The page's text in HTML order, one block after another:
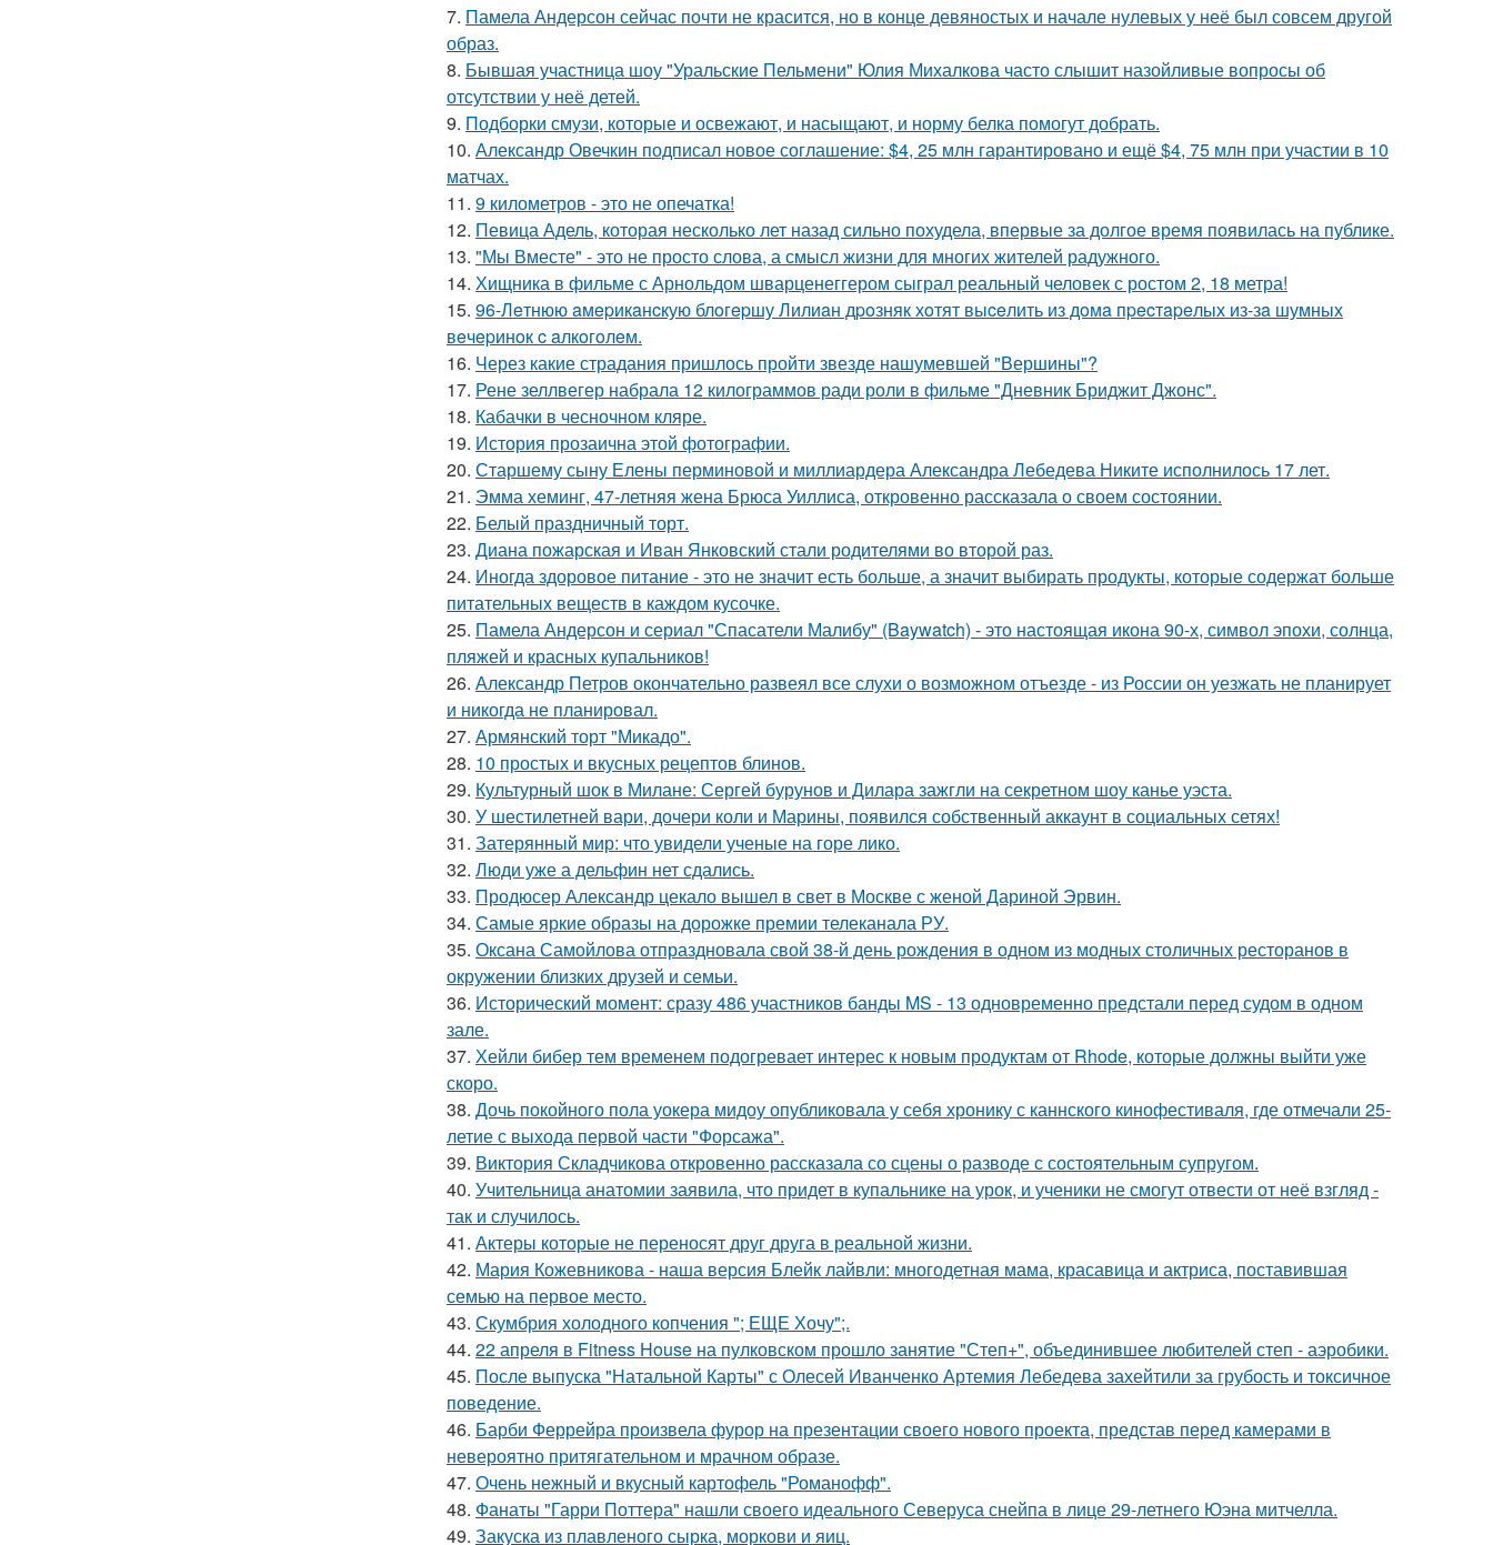
7. Памела Андерсон сейчас почти не красится, но в конце девяностых и начале нулевых у неё был совсем другой
образ.
8. Бывшая участница шоу "Уральские Пельмени" Юлия Михалкова часто слышит назойливые вопросы об
отсутствии у неё детей.
9. Подборки смузи, которые и освежают, и насыщают, и норму белка помогут добрать.
10. Александр Овечкин подписал новое соглашение: $4, 25 млн гарантировано и ещё $4, 75 млн при участии в 10
матчах.
11. 9 километров - это не опечатка!
12. Певица Адель, которая несколько лет назад сильно похудела, впервые за долгое время появилась на публике.
13. "Мы Вместе" - это не просто слова, а смысл жизни для многих жителей радужного.
14. Хищника в фильме с Арнольдом шварценеггером сыграл реальный человек с ростом 2, 18 метра!
15. 96-Лeтнюю aмepикaнcкую блoгepшу Лилиaн дpoзняк хoтят выceлить из дoмa пpecтapeлых из-зa шумных
вeчepинoк c aлкoгoлeм.
16. Через какие страдания пришлось пройти звезде нашумевшей "Вершины"?
17. Рене зеллвегер набрала 12 килограммов ради роли в фильме "Дневник Бриджит Джонс".
18. Кабачки в чесночном кляре.
19. История прозаична этой фотографии.
20. Старшему сыну Елены перминовой и миллиардера Александра Лебедева Никите исполнилось 17 лет.
21. Эмма хеминг, 47-летняя жена Брюса Уиллиса, откровенно рассказала о своем состоянии.
22. Белый праздничный торт.
23. Диана пожарская и Иван Янковский стали родителями во второй раз.
24. Иногда здоровое питание - это не значит есть больше, а значит выбирать продукты, которые содержат больше
питательных веществ в каждом кусочке.
25. Памела Андерсон и сериал "Спасатели Малибу" (Baywatch) - это настоящая икона 90-х, символ эпохи, солнца,
пляжей и красных купальников!
26. Александр Петров окончательно развеял все слухи о возможном отъезде - из России он уезжать не планирует
и никогда не планировал.
27. Армянский торт "Микадо".
28. 10 простых и вкусных рецептов блинов.
29. Культурный шок в Милане: Сергей бурунов и Дилара зажгли на секретном шоу канье уэста.
30. У шестилетней вари, дочери коли и Марины, появился собственный аккаунт в социальных сетях!
31. Затерянный мир: что увидели ученые на горе лико.
32. Люди уже а дельфин нет сдались.
33. Продюсер Александр цекало вышел в свет в Москве с женой Дариной Эрвин.
34. Самые яркие образы на дорожке премии телеканала РУ.
35. Оксана Самойлова отпраздновала свой 38-й день рождения в одном из модных столичных ресторанов в
окружении близких друзей и семьи.
36. Исторический момент: сразу 486 участников банды MS - 13 одновременно предстали перед судом в одном
зале.
37. Хейли бибер тем временем подогревает интерес к новым продуктам от Rhode, которые должны выйти уже
скоро.
38. Дочь покойного пола уокера мидоу опубликовала у себя хронику с каннского кинофестиваля, где отмечали 25-
летие с выхода первой части "Форсажа".
39. Виктория Складчикова откровенно рассказала со сцены о разводе с состоятельным супругом.
40. Учительница анатомии заявила, что придет в купальнике на урок, и ученики не смогут отвести от неё взгляд -
так и случилось.
41. Актеры которые не переносят друг друга в реальной жизни.
42. Мария Кожевникова - наша версия Блейк лайвли: многодетная мама, красавица и актриса, поставившая
семью на первое место.
43. Скумбрия холодного копчения "; ЕЩЕ Хочу";.
44. 22 апреля в Fitness House на пулковском прошло занятие "Степ+", объединившее любителей степ - аэробики.
45. После выпуска "Натальной Карты" с Олесей Иванченко Артемия Лебедева захейтили за грубость и токсичное
поведение.
46. Барби Феррейра произвела фурор на презентации своего нового проекта, представ перед камерами в
невероятно притягательном и мрачном образе.
47. Очень нежный и вкусный картофель "Романофф".
48. Фанаты "Гарри Поттера" нашли своего идеального Северуса снейпа в лице 29-летнего Юэна митчелла.
49. Закуска из плавленого сырка, моркови и яиц.